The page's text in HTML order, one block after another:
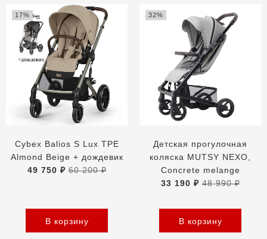
17%
Cybex Balios S Lux TPE
Almond Beige + дождевик
49 750 ₽ 60 200 ₽
В корзину
32%
Детская прогулочная
коляска MUTSY NEXO,
Concrete melange
33 190 ₽ 48 990 ₽
В корзину